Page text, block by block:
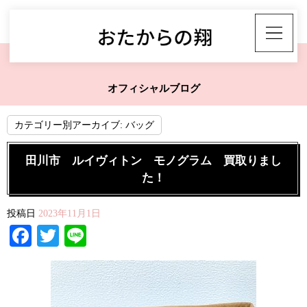
オフィシャルブログ
カテゴリー別アーカイブ: バッグ
田川市 ルイヴィトン モノグラム 買取りまし
た！
投稿日 2023年11月1日
Facebook
Twitter